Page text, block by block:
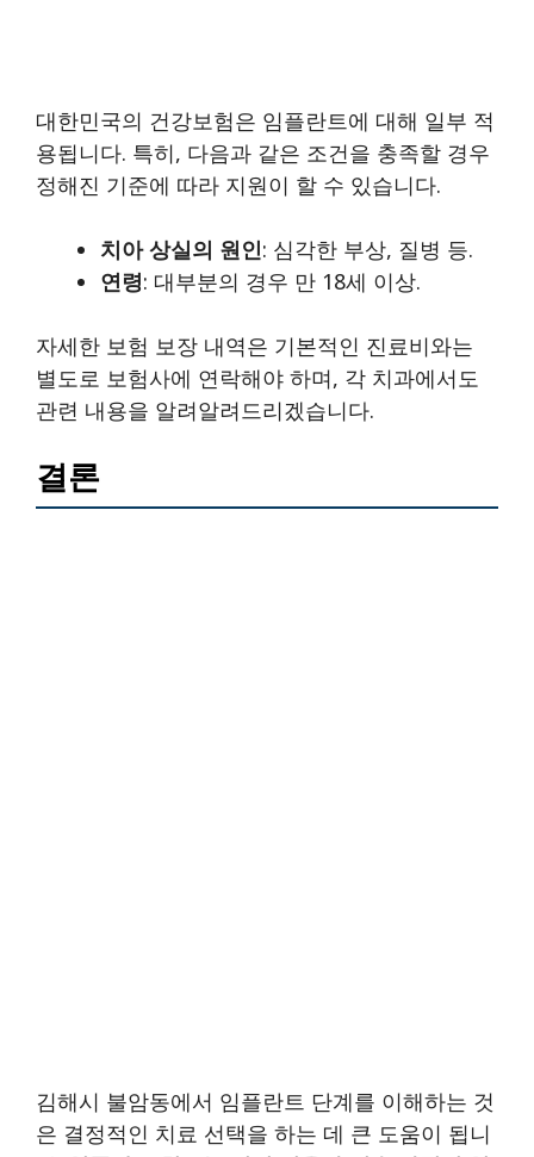
대한민국의 건강보험은 임플란트에 대해 일부 적
용됩니다. 특히, 다음과 같은 조건을 충족할 경우
정해진 기준에 따라 지원이 할 수 있습니다.
치아 상실의 원인: 심각한 부상, 질병 등.
연령: 대부분의 경우 만 18세 이상.
자세한 보험 보장 내역은 기본적인 진료비와는
별도로 보험사에 연락해야 하며, 각 치과에서도
관련 내용을 알려알려드리겠습니다.
결론
김해시 불암동에서 임플란트 단계를 이해하는 것
은 결정적인 치료 선택을 하는 데 큰 도움이 됩니